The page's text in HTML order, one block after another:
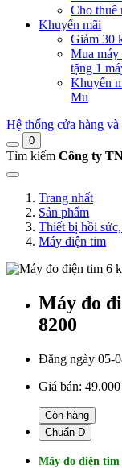
Cho thuê
Khuyến mãi
Giảm 30
Mua máy
tặng 1
Khuyến
Mu
Hệ thống cửa hàng và
0
Tìm kiếm Công ty
Trang nhất
Sản phẩm
Thiết bị hồi
Máy điện tim
Máy đo
8200
Đăng ngày 05-
Giá bán:
Còn hàng
Chuẩn D
Máy đo điện tim